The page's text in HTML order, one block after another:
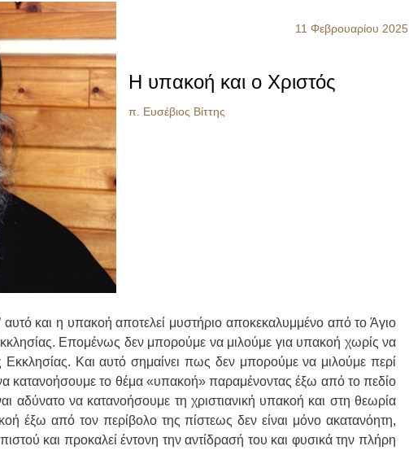
11 Φεβρουαρίου 2025
Η υπακοή και ο Χριστός
π. Ευσέβιος Βίττης
αυτό και η υπακοή αποτελεί μυστήριο αποκεκαλυμμένο από το Άγιο
Επομένως δεν μπορούμε να μιλούμε για υπακοή χωρίς να
Και αυτό σημαίνει πως δεν μπορούμε να μιλούμε περί
κατανοήσουμε το θέμα «υπακοή» παραμένοντας έξω από το πεδίο
αδύνατο να κατανοήσουμε τη χριστιανική υπακοή και στη θεωρία
έξω από τον περίβολο της πίστεως δεν είναι μόνο ακατανόητη,
και προκαλεί έντονη την αντίδρασή του και φυσικά την πλήρη